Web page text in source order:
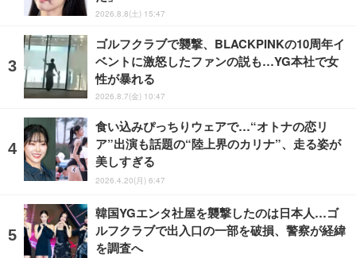
2026.8.8(土) 15:47
ゴルフクラブで襲撃、BLACKPINKの10周年イ
ベントに激怒したファンの説も…YG本社で女
性が暴れる
2026.8.7(金) 10:47
食い込みぴっちりウェアで…“オトナの恋リ
ア”出演も話題の“陸上界のカリナ”、走る姿が
美しすぎる
2026.4.20(月) 6:47
韓国YGエンタ社屋を襲撃したのは日本人…ゴ
ルフクラブで出入口の一部を破損、警察が経緯
を調査へ